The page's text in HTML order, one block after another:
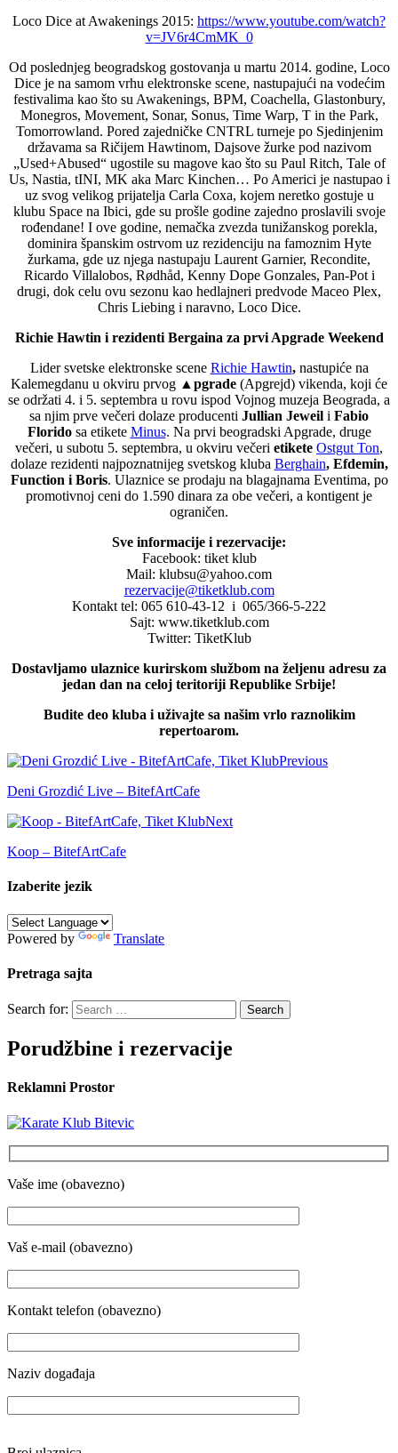
Loco Dice at Awakenings 2015: https://www.youtube.com/watch?
v=JV6r4CmMK_0
Od poslednjeg beogradskog gostovanja u martu 2014. godine, Loco
Dice je na samom vrhu elektronske scene, nastupajući na vodećim
festivalima kao što su Awakenings, BPM, Coachella, Glastonbury,
Monegros, Movement, Sonar, Sonus, Time Warp, T in the Park,
Tomorrowland. Pored zajedničke CNTRL turneje po Sjedinjenim
državama sa Ričijem Hawtinom, Dajsove žurke pod nazivom
„Used+Abused“ ugostile su magove kao što su Paul Ritch, Tale of
Us, Nastia, tINI, MK aka Marc Kinchen… Po Americi je nastupao i
uz svog velikog prijatelja Carla Coxa, kojem neretko gostuje u
klubu Space na Ibici, gde su prošle godine zajedno proslavili svoje
rođendane! I ove godine, nemačka zvezda tunižanskog porekla,
dominira španskim ostrvom uz rezidenciju na famoznim Hyte
žurkama, gde uz njega nastupaju Laurent Garnier, Recondite,
Ricardo Villalobos, Rødhåd, Kenny Dope Gonzales, Pan-Pot i
drugi, dok celu ovu sezonu kao hedlajneri predvode Maceo Plex,
Chris Liebing i naravno, Loco Dice.
Richie Hawtin i rezidenti Bergaina za prvi Apgrade Weekend
Lider svetske elektronske scene Richie Hawtin, nastupiće na
Kalemegdanu u okviru prvog ▲ pgrade (Apgrejd) vikenda, koji će
se održati 4. i 5. septembra u rovu ispod Vojnog muzeja Beograda, a
sa njim prve večeri dolaze producenti Jullian Jeweil i Fabio
Floridosa etikete Minus. Na prvi beogradski Apgrade, druge
večeri, u subotu 5. septembra, u okviru večeri etikete Ostgut Ton,
dolaze rezidenti najpoznatnijeg svetskog kluba Berghain, Efdemin,
Function i Boris. Ulaznice se prodaju na blagajnama Eventima, po
promotivnoj ceni do 1.590 dinara za obe večeri, a kontigent je
ograničen.
Sve informacije i rezervacije:
Facebook: tiket klub
Mail: klubsu@yahoo.com
rezervacije@tiketklub.com
Kontakt tel: 065 610-43-12 i 065/366-5-222
Sajt: www.tiketklub.com
Twitter: TiketKlub
Dostavljamo ulaznice kurirskom službom na željenu adresu za
jedan dan na celoj teritoriji Republike Srbije!
Budite deo kluba i uživajte sa našim vrlo raznolikim
repertoarom.
Previous
Deni Grozdić Live – BitefArtCafe
Next
Koop – BitefArtCafe
Izaberite jezik
Powered by Translate
Pretraga sajta
Search for:
Porudžbine i rezervacije
Reklamni Prostor
Vaše ime (obavezno)
Vaš e-mail (obavezno)
Kontakt telefon (obavezno)
Naziv događaja